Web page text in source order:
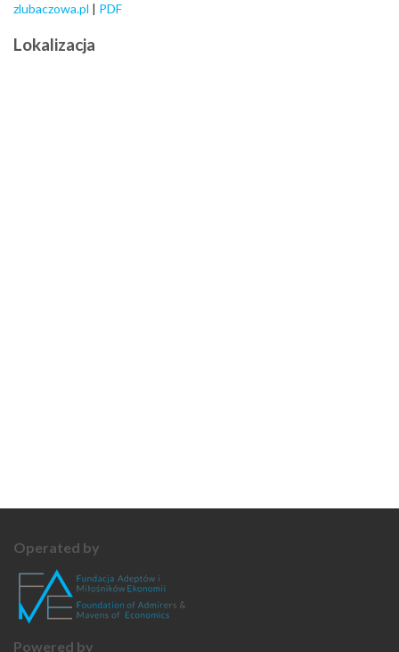
zlubaczowa.pl | PDF
Lokalizacja
Operated by
Powered by